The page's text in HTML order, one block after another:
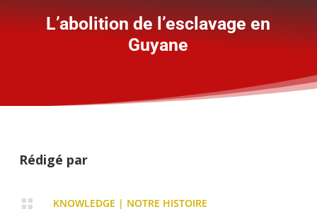
L’abolition de l’esclavage en
Guyane
Rédigé par
 KNOWLEDGE | NOTRE HISTOIRE